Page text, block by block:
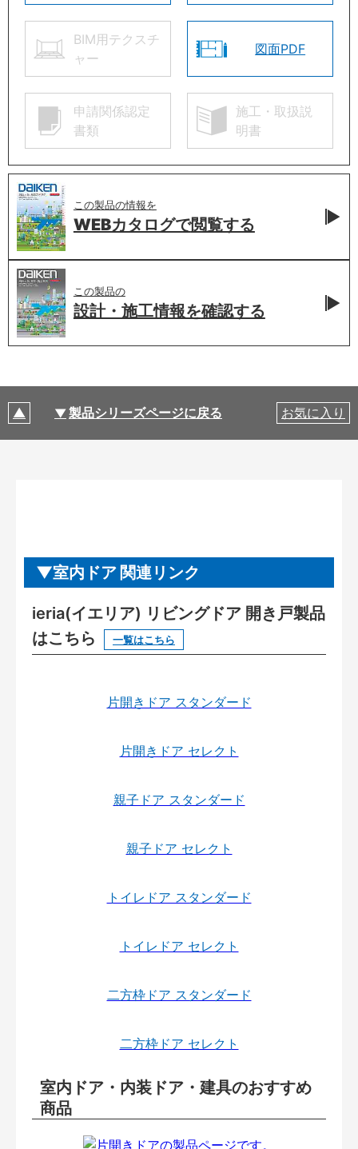
BIM用テクスチ
ャー
図面PDF
申請関係認定
書類
施工・取扱説
明書
この製品の情報を
WEBカタログで閲覧する
この製品の
設計・施工情報を確認する
製品シリーズページに戻る お気に入り
室内ドア 関連リンク
ieria(イエリア) リビングドア 開き戸製品
はこちら
一覧はこちら
片開きドア スタンダード
片開きドア セレクト
親子ドア スタンダード
親子ドア セレクト
トイレドア スタンダード
トイレドア セレクト
二方枠ドア スタンダード
二方枠ドア セレクト
室内ドア・内装ドア・建具のおすすめ
商品